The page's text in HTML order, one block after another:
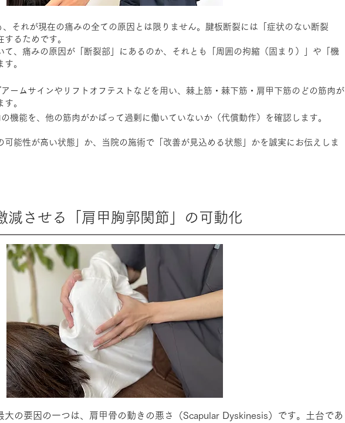
それが現在の痛みの全ての原因とは限りません。腱板断裂には「症状のない断裂
するためです。
て、痛みの原因が「断裂部」にあるのか、それとも「周囲の拘縮（固まり）」や「機
。
ームサインやリフトオフテストなどを用い、棘上筋・棘下筋・肩甲下筋のどの筋肉が
。
機能を、他の筋肉がかばって過剰に働いていないか（代償動作）を確認します。
可能性が高い状態」か、当院の施術で「改善が見込める状態」かを誠実にお伝えしま
減させる「肩甲胸郭関節」の可動化
大の要因の一つは、肩甲骨の動きの悪さ（Scapular Dyskinesis）です。土台であ